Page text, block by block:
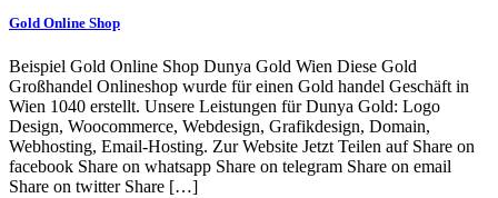
Gold Online Shop
Beispiel Gold Online Shop Dunya Gold Wien Diese Gold
Großhandel Onlineshop wurde für einen Gold handel Geschäft in
Wien 1040 erstellt. Unsere Leistungen für Dunya Gold: Logo
Design, Woocommerce, Webdesign, Grafikdesign, Domain,
Webhosting, Email-Hosting. Zur Website Jetzt Teilen auf Share on
facebook Share on whatsapp Share on telegram Share on email
Share on twitter Share […]